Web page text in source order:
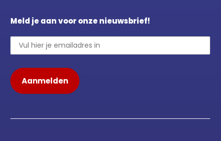
Meld je aan voor onze nieuwsbrief!